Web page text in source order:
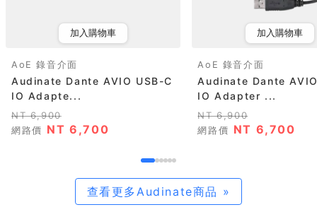
加入購物車
AoE 錄音介面
Audinate Dante AVIO USB-C
IO Adapte...
NT 6,900
網路價 NT 6,700
加入購物車
AoE 錄音介面
Audinate Dante
IO Adapter ...
NT 6,900
網路價 NT 6,700
查看更多Audinate商品 »